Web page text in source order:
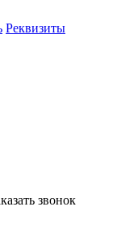
Реквизиты
звонок